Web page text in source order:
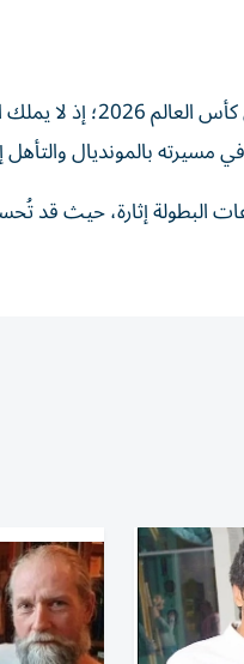
تمثل مباراة الرأس الأخضر الفرصة
بالمونديال والتأهل إلى
البطولة إثارة، حيث قد